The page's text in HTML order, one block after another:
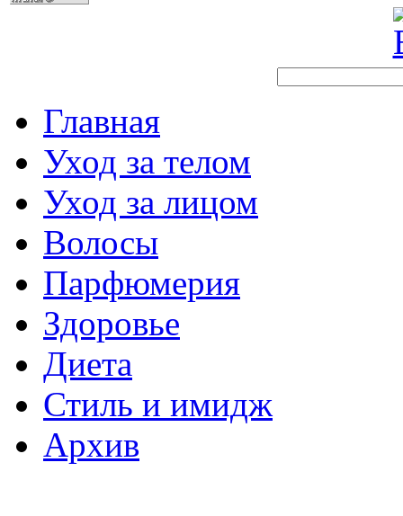
Главная
Уход за телом
Уход за лицом
Волосы
Парфюмерия
Здоровье
Диета
Стиль и имидж
Архив